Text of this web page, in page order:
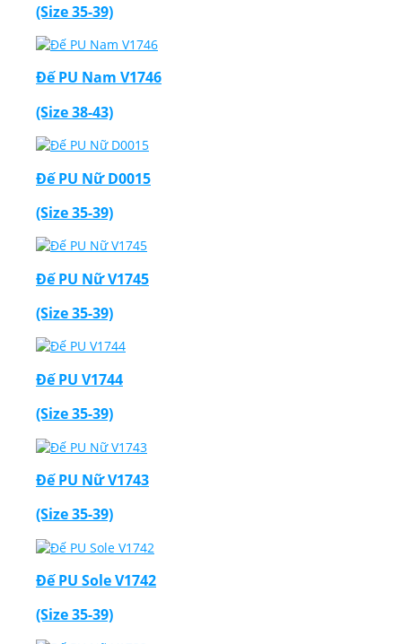
(Size 35-39)
Đế PU Nam V1746
(Size 38-43)
Đế PU Nữ D0015
(Size 35-39)
Đế PU Nữ V1745
(Size 35-39)
Đế PU V1744
(Size 35-39)
Đế PU Nữ V1743
(Size 35-39)
Đế PU Sole V1742
(Size 35-39)